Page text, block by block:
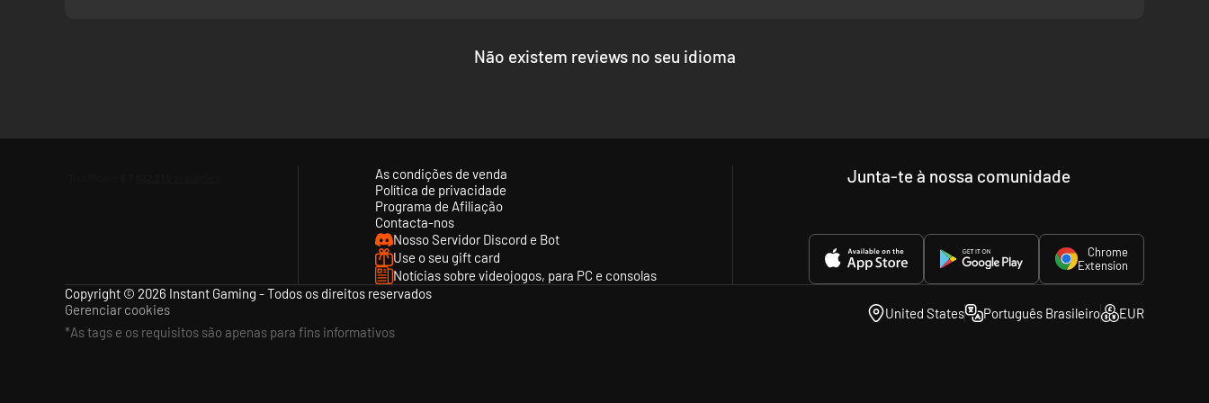
Não existem reviews no seu idioma
As condições de venda
Política de privacidade
Programa de Afiliação
Contacta-nos
Nosso Servidor Discord e Bot
Use o seu gift card
Notícias sobre videojogos, para PC e consolas
Junta-te à nossa comunidade
Chrome
Extension
Copyright © 2026 Instant Gaming - Todos os direitos reservados
Gerenciar cookies
*As tags e os requisitos são apenas para fins informativos
United States Português Brasileiro EUR